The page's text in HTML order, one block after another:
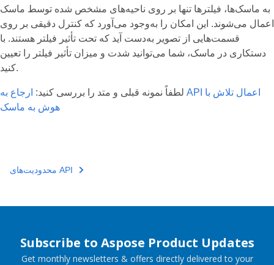
به ماسک‌ها، فیلترها تنها بر روی ناحیه‌های مشخص شده توسط ماسک
اعمال می‌شوند. این امکان را به‌وجود می‌آورد که کنترل دقیقی بر روی
قسمت‌هایی از تصویر به‌دست آید که تحت تأثیر فیلتر هستند. با
دستکاری در ماسک، شما می‌توانید شدت و میزان تأثیر فیلتر را تعیین
کنید.
لطفاً نمونه قبلی و متد را بررسی کنید: ارجاع به API اعمال تلاش با
هوش به ماسک
محدودیت‌های API
Subscribe to Aspose Product Updates
Get monthly newsletters & offers directly delivered to your